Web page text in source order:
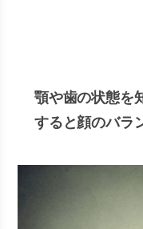
顎や歯の状態を
すると顔のバラ